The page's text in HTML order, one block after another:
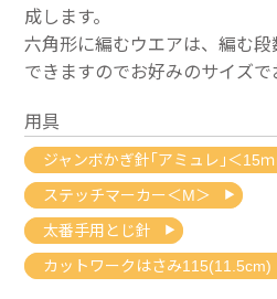
成します。
六角形に編むウエアは、編む
できますのでお好みのサイズで
用具
ジャンボかぎ針｢アミュレ｣＜15
ステッチマーカー＜M＞
太番手用とじ針
カットワークはさみ115(11.5cm)